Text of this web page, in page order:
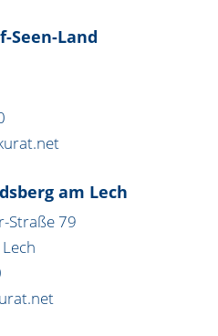
Seen-Land
am Lech
Straße 79